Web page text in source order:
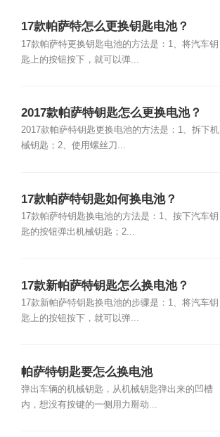
17款帕萨特怎么更换钥匙电池？
17款帕萨特更换钥匙电池的方法是：1、将汽车钥
匙上的按钮按下，就可以弹...
2017款帕萨特钥匙怎么更换电池？
2017款帕萨特钥匙更换电池的方法是：1、拆下机
械钥匙；2、使用螺丝刀...
17款帕萨特钥匙如何换电池？
17款帕萨特钥匙换电池的方法是：1、按下汽车钥
匙的按钮弹出机械钥匙；2...
17款新帕萨特钥匙怎么换电池？
17款新帕萨特钥匙换电池的步骤是：1、将汽车钥
匙上的按钮按下，就可以弹...
帕萨特钥匙要怎么换电池
弹出车辆的机械钥匙，从机械钥匙弹出来的凹槽
内，想没有按键的一侧用力掰动...